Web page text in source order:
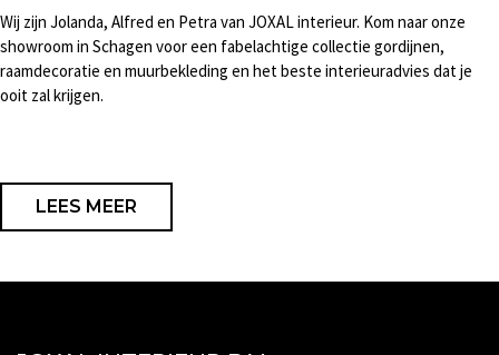
Wij zijn Jolanda, Alfred en Petra van JOXAL interieur. Kom naar onze
showroom in Schagen voor een fabelachtige collectie gordijnen,
raamdecoratie en muurbekleding en het beste interieuradvies dat je
ooit zal krijgen.
LEES MEER